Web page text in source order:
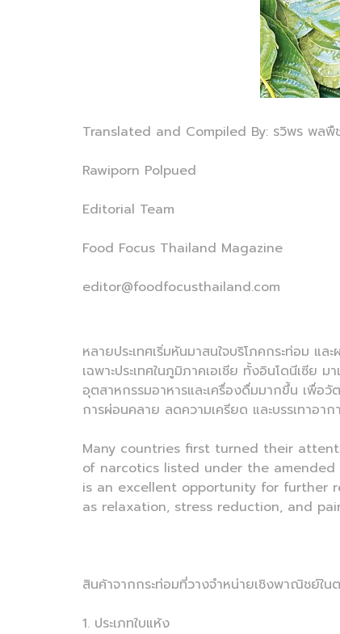
Translated and Compiled By: รวิพร พลพื
Rawiporn Polpued
Editorial Team
Food Focus Thailand Magazine
editor@foodfocusthailand.com
หลายประเทศเริ่มหันมาสนใจบริโภคกระท่อม
เฉพาะประเทศในภูมิภาคเอเชีย ทั้งอินโดนีเซี
อุตสาหกรรมอาหารและเครื่องดื่มมากขึ้น เพื่อวัต
การผ่อนคลาย ลดความเครียด และบรรเทาอาก
Many countries first turned their
of narcotics listed under the amended
is an excellent opportunity for further
as relaxation, stress reduction, and
สินค้าจากกระท่อมที่วางจำหน่ายเชิงพาณิชย์ใ
1. ประเภทใบแห้ง